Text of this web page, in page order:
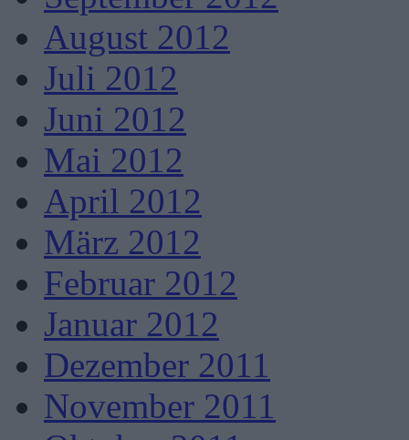
August 2012
Juli 2012
Juni 2012
Mai 2012
April 2012
März 2012
Februar 2012
Januar 2012
Dezember 2011
November 2011